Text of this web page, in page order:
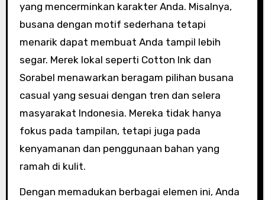
yang mencerminkan karakter Anda. Misalnya,
busana dengan motif sederhana tetapi
menarik dapat membuat Anda tampil lebih
segar. Merek lokal seperti Cotton Ink dan
Sorabel menawarkan beragam pilihan busana
casual yang sesuai dengan tren dan selera
masyarakat Indonesia. Mereka tidak hanya
fokus pada tampilan, tetapi juga pada
kenyamanan dan penggunaan bahan yang
ramah di kulit.
Dengan memadukan berbagai elemen ini, Anda